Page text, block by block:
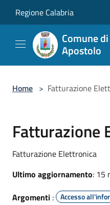
Regione Calabria
Comune
Apostolo
Home > Fatturazione
Fatturazione
Fatturazione Elettronica
Ultimo aggiornamento: 15
Argomenti : Accesso